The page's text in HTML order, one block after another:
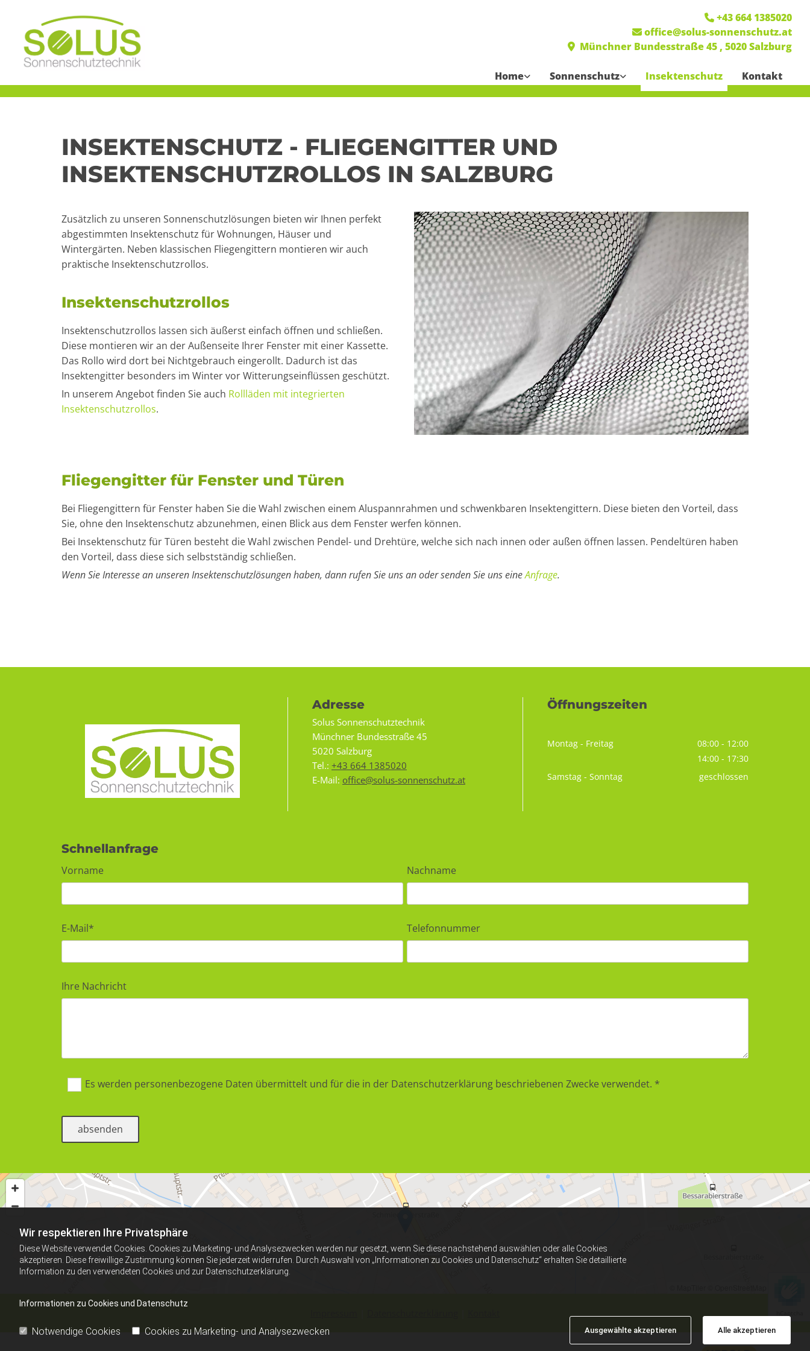
Wir respektieren Ihre Privatsphäre
Diese Website verwendet Cookies. Cookies zu Marketing- und Analysezwecken werden nur gesetzt, wenn Sie diese nachstehend auswählen oder alle Cookies
akzeptieren. Diese freiwillige Zustimmung können Sie jederzeit widerrufen. Durch Auswahl von „Informationen zu Cookies und Datenschutz“ erhalten Sie detaillierte
Information zu den verwendeten Cookies und zur Datenschutzerklärung.
Informationen zu Cookies und Datenschutz
Notwendige Cookies Cookies zu Marketing- und Analysezwecken Ausgewählte akzeptieren Alle akzeptieren
 +43 664 1385020
 office@solus-sonnenschutz.at
Münchner Bundesstraße 45 , 5020Salzburg
Home Sonnenschutz Insektenschutz Kontakt
INSEKTENSCHUTZ - FLIEGENGITTER UND
INSEKTENSCHUTZROLLOS IN SALZBURG
Zusätzlich zu unseren Sonnenschutzlösungen bieten wir Ihnen perfekt
abgestimmten Insektenschutz für Wohnungen, Häuser und
Wintergärten. Neben klassischen Fliegengittern montieren wir auch
praktische Insektenschutzrollos.
Insektenschutzrollos
Insektenschutzrollos lassen sich äußerst einfach öffnen und schließen.
Diese montieren wir an der Außenseite Ihrer Fenster mit einer Kassette.
Das Rollo wird dort bei Nichtgebrauch eingerollt. Dadurch ist das
Insektengitter besonders im Winter vor Witterungseinflüssen geschützt.
In unserem Angebot finden Sie auch Rollläden mit integrierten
Insektenschutzrollos.
Fliegengitter für Fenster und Türen
Bei Fliegengittern für Fenster haben Sie die Wahl zwischen einem Aluspannrahmen und schwenkbaren Insektengittern. Diese bieten den Vorteil, dass
Sie, ohne den Insektenschutz abzunehmen, einen Blick aus dem Fenster werfen können.
Bei Insektenschutz für Türen besteht die Wahl zwischen Pendel- und Drehtüre, welche sich nach innen oder außen öffnen lassen. Pendeltüren haben
den Vorteil, dass diese sich selbstständig schließen.
Wenn Sie Interesse an unseren Insektenschutzlösungen haben, dann rufen Sie uns an oder senden Sie uns eineAnfrage.
Adresse
Solus Sonnenschutztechnik
Münchner Bundesstraße 45
5020 Salzburg
Tel.: +43 664 1385020
E-Mail: office@solus-sonnenschutz.at
Öffnungszeiten
Montag - Freitag
08:00 - 12:00
14:00 - 17:30
Samstag - Sonntag
geschlossen
Schnellanfrage
Vorname Nachname
E-Mail* Telefonnummer
Ihre Nachricht
Es werden personenbezogene Daten übermittelt und für die in der Datenschutzerklärung beschriebenen Zwecke verwendet. *